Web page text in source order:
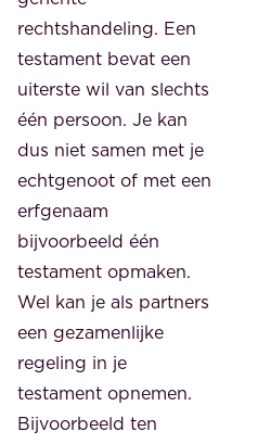
rechtshandeling. Een
testament bevat een
uiterste wil van slechts
één persoon. Je kan
dus niet samen met je
echtgenoot of met een
erfgenaam
bijvoorbeeld één
testament opmaken.
Wel kan je als partners
een gezamenlijke
regeling in je
testament opnemen.
Bijvoorbeeld ten